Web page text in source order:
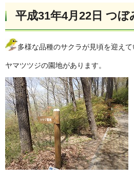
平成31年4月22日 つぼ
多様な品種のサクラが見頃を迎えて
ヤマツツジの園地があります。